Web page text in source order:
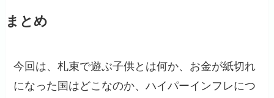
まとめ
今回は、札束で遊ぶ子供とは何か、お金が紙切れ
になった国はどこなのか、ハイパーインフレにつ